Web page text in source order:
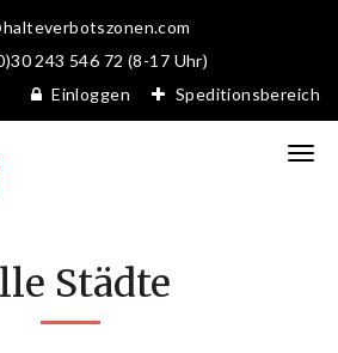
243 546 72 (8-17 Uhr)
Einloggen
Speditionsbereich
Städte